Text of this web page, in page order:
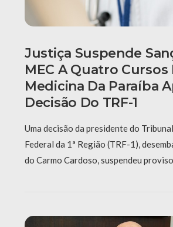
Justiça Suspende
MEC A Quatro Cursos
Medicina Da Paraíba
Decisão Do TRF-1
Uma decisão da presidente do
Federal da 1ª Região (TRF-1),
do Carmo Cardoso, suspendeu